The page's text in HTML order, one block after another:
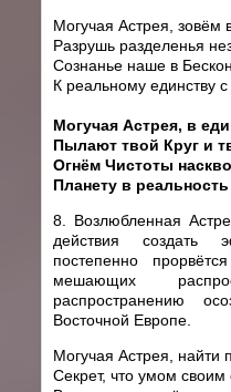
Могучая Астрея, зовём
Разрушь разделенья
Сознанье наше в
К реальному единству
Могучая Астрея, в
Пылают твой Круг и
Огнём Чистоты
Планету в
8. Возлюбленная
действия создать
постепенно
мешающих
распространению
Восточной Европе.
Могучая Астрея, найти
Секрет, что умом своим